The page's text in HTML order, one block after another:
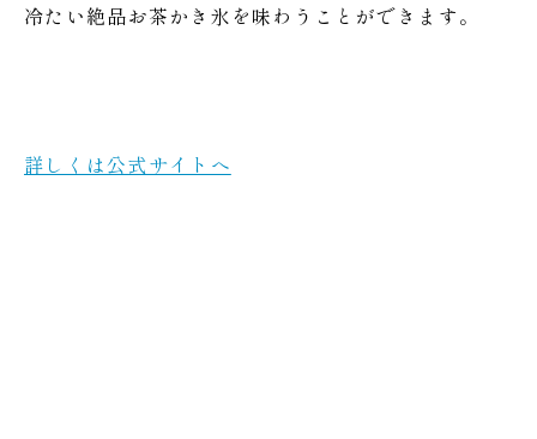
冷たい絶品お茶かき氷を味わうことができます。
詳しくは公式サイトへ